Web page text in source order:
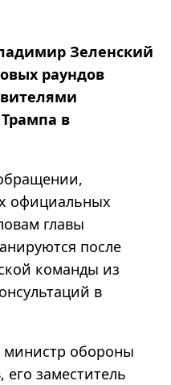
Зеленский
раундов
в
официальных
главы
после
команды из
в
министр обороны
заместитель